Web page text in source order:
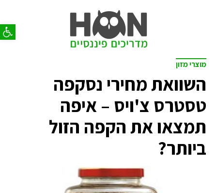
פתח
מוצרי מזון
השוואת מחירי נסקפה
טסטרס צ'ויס – איפה
תמצאו את הקפה הזול
ביותר?